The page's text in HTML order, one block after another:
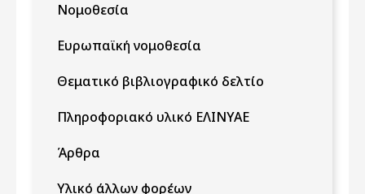
Νομοθεσία
Ευρωπαϊκή νομοθεσία
Θεματικό βιβλιογραφικό δελτίο
Πληροφοριακό υλικό ΕΛΙΝΥΑΕ
Άρθρα
Υλικό άλλων φορέων